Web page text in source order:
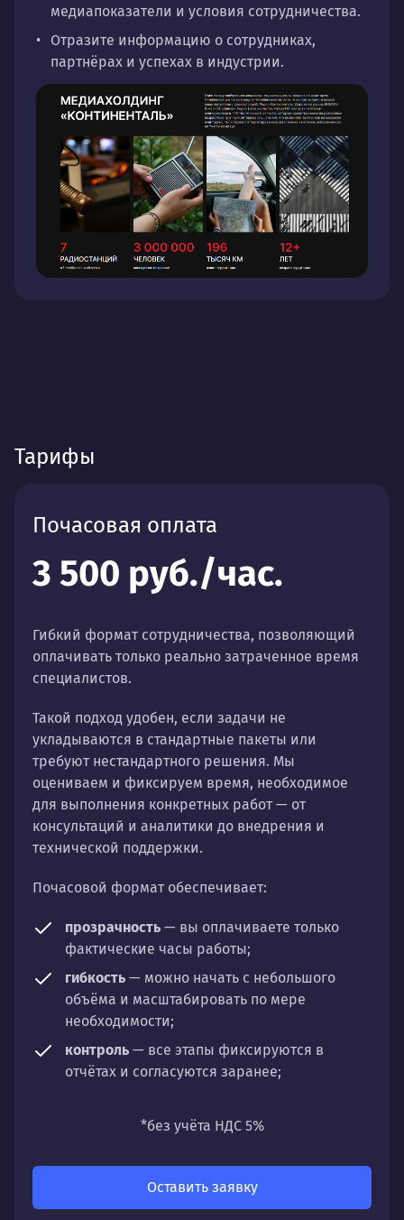
медиапоказатели и условия сотрудничества.
Отразите информацию о сотрудниках,
партнёрах и успехах в индустрии.
Тарифы
Почасовая оплата
3 500 руб./час.
Гибкий формат сотрудничества, позволяющий
оплачивать только реально затраченное время
специалистов.
Такой подход удобен, если задачи не
укладываются в стандартные пакеты или
требуют нестандартного решения. Мы
оцениваем и фиксируем время, необходимое
для выполнения конкретных работ — от
консультаций и аналитики до внедрения и
технической поддержки.
Почасовой формат обеспечивает:
прозрачность — вы оплачиваете только
фактические часы работы;
гибкость — можно начать с небольшого
объёма и масштабировать по мере
необходимости;
контроль — все этапы фиксируются в
отчётах и согласуются заранее;
направлений: стратегии, настройки,
*без учёта НДС 5%
Оставить заявку